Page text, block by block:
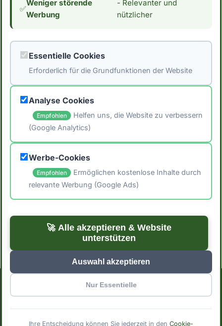
Ernährung interessiert bist, interessiert dich
vielleicht auch der Kaloriengehalt. Mit 168
ganz, mit Haut einen durchschnittlichen
Kaloriengehalt. *Hinweis: Die Daten stammen
aus der [Schweizer Nährwertdatenbank]
(https://naehrwertdaten.ch/de/).*
🖨️ Artikel drucken
← Zurück zu Blog
Zur Startseite →
ImpressumDatenschutzerklärungCookie-Einstellungen
© 2025 Mindful Meals. Mit erstellt für bewusste
✅
Weniger störende
Werbung
- Relevanter und
nützlicher
Essentielle Cookies
Erforderlich für die Grundfunktionen der Website
Analyse Cookies
Empfohlen
Helfen uns, die Website zu verbessern
(Google Analytics)
Werbe-Cookies
Empfohlen
Ermöglichen kostenlose Inhalte durch
relevante Werbung (Google Ads)
🚀 Alle akzeptieren & Website
unterstützen
Auswahl akzeptieren
Nur Essentielle
Ihre Entscheidung können Sie jederzeit in den Cookie-